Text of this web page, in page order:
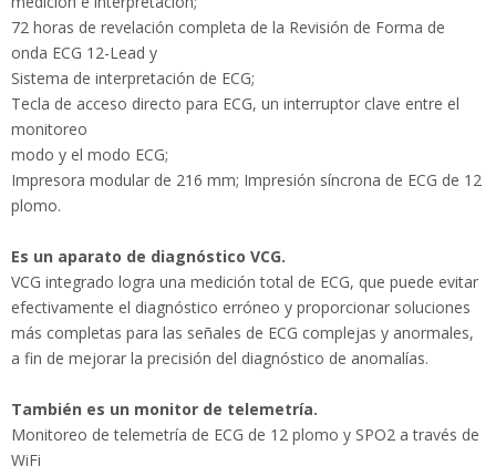
Impresora modular de 216 mm; Impresión síncrona de ECG de
12 plomo.
Es un aparato de diagnóstico VCG.
VCG integrado logra una medición total de ECG, que puede
evitar efectivamente el diagnóstico erróneo y proporcionar
soluciones más completas para las señales de ECG complejas
y anormales, a fin de mejorar la precisión del diagnóstico de
También es un monitor de telemetría.
Monitoreo de telemetría de ECG de 12 plomo y SPO2 a través
de WiFi
Función creativa de alarma de caída de pacientes.
rango efectivo